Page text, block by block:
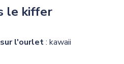
le kiffer
l'ourlet: kawaii